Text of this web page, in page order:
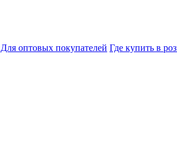
Для оптовых покупателей Где купить в